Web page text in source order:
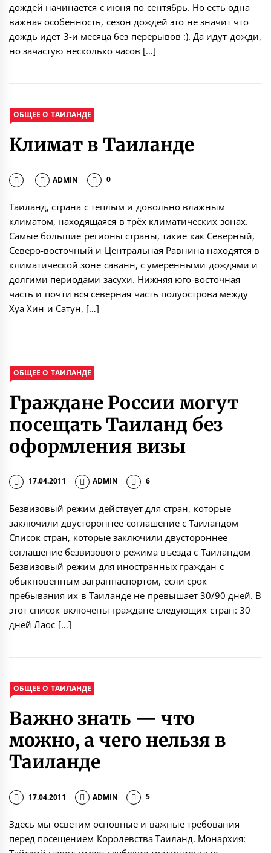
дождей начинается с июня по сентябрь. Но есть одна
важная особенность, сезон дождей это не значит что
дождь идет 3-и месяца без перерывов :). Да идут дожди,
но зачастую несколько часов […]
ОБЩЕЕ О ТАИЛАНДЕ
Климат в Таиланде
ADMIN 0
Таиланд, страна с теплым и довольно влажным
климатом, находящаяся в трёх климатических зонах.
Самые большие регионы страны, такие как Северный,
Северо-восточный и Центральная Равнина находятся в
климатической зоне саванн, с умеренными дождями и
долгими периодами засухи. Нижняя юго-восточная
часть и почти вся северная часть полуострова между
Хуа Хин и Сатун, […]
ОБЩЕЕ О ТАИЛАНДЕ
Граждане России могут
посещать Таиланд без
оформления визы
17.04.2011 ADMIN 6
Безвизовый режим действует для стран, которые
заключили двустороннее соглашение с Таиландом
Список стран, которые заключили двустороннее
соглашение безвизового режима въезда с Таиландом
Безвизовый режим для иностранных граждан с
обыкновенным загранпаспортом, если срок
пребывания их в Таиланде не превышает 30/90 дней. В
этот список включены граждане следующих стран: 30
дней Лаос […]
ОБЩЕЕ О ТАИЛАНДЕ
Важно знать — что
можно, а чего нельзя в
Таиланде
17.04.2011 ADMIN 5
Здесь мы осветим основные и важные требования
перед посещением Королевства Таиланд. Монархия: